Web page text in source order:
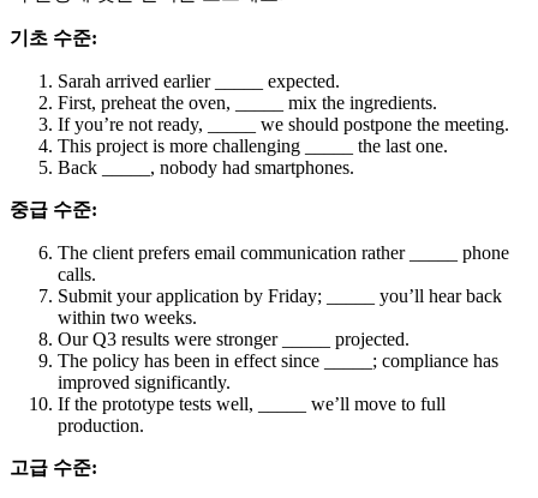
기초 수준:
Sarah arrived earlier _____ expected.
First, preheat the oven, _____ mix the ingredients.
If you’re not ready, _____ we should postpone the meeting.
This project is more challenging _____ the last one.
Back _____, nobody had smartphones.
중급 수준:
The client prefers email communication rather _____ phone
calls.
Submit your application by Friday; _____ you’ll hear back
within two weeks.
Our Q3 results were stronger _____ projected.
The policy has been in effect since _____; compliance has
improved significantly.
If the prototype tests well, _____ we’ll move to full
production.
고급 수준: